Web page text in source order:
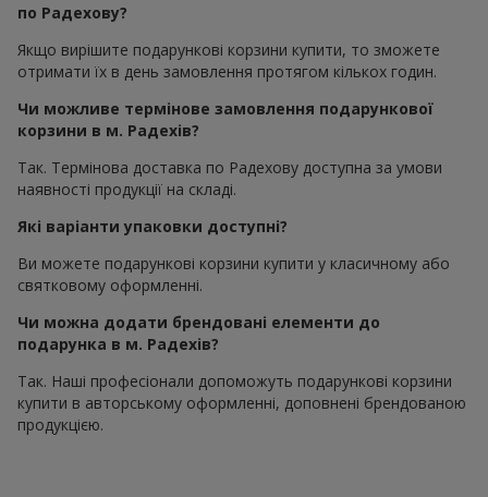
по Радехову?
Якщо вирішите подарункові корзини купити, то зможете
отримати їх в день замовлення протягом кількох годин.
Чи можливе термінове замовлення подарункової
корзини в м. Радехів?
Так. Термінова доставка по Радехову доступна за умови
наявності продукції на складі.
Які варіанти упаковки доступні?
Ви можете подарункові корзини купити у класичному або
святковому оформленні.
Чи можна додати брендовані елементи до
подарунка в м. Радехів?
Так. Наші професіонали допоможуть подарункові корзини
купити в авторському оформленні, доповнені брендованою
продукцією.